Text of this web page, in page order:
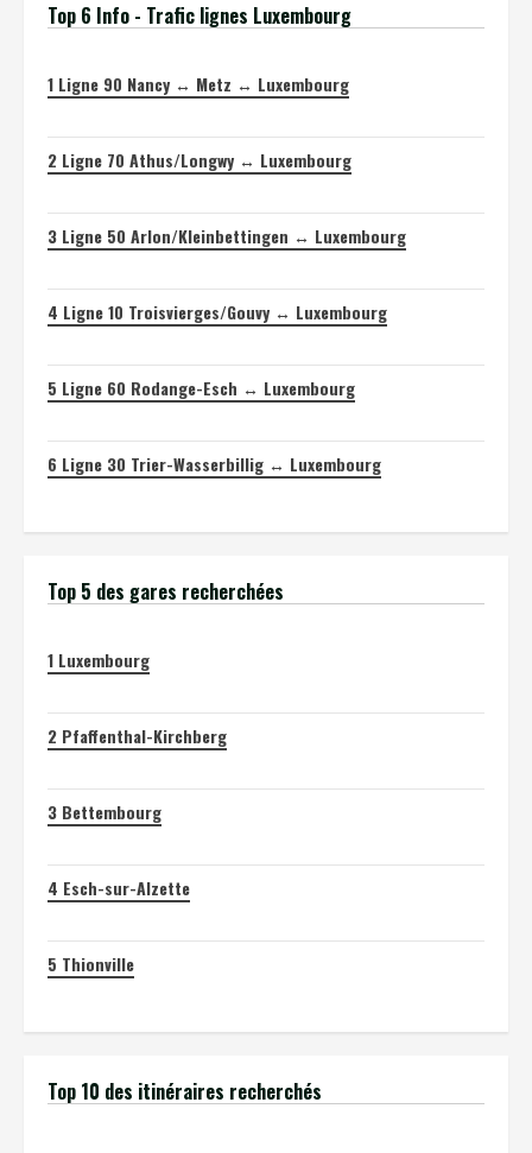
Top 6 Info - Trafic lignes Luxembourg
1 Ligne 90 Nancy ↔ Metz ↔ Luxembourg
2 Ligne 70 Athus/Longwy ↔ Luxembourg
3 Ligne 50 Arlon/Kleinbettingen ↔ Luxembourg
4 Ligne 10 Troisvierges/Gouvy ↔ Luxembourg
5 Ligne 60 Rodange-Esch ↔ Luxembourg
6 Ligne 30 Trier-Wasserbillig ↔ Luxembourg
Top 5 des gares recherchées
1 Luxembourg
2 Pfaffenthal-Kirchberg
3 Bettembourg
4 Esch-sur-Alzette
5 Thionville
Top 10 des itinéraires recherchés